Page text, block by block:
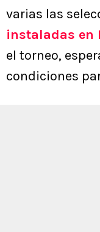
varias las
instaladas en
el torneo,
condiciones